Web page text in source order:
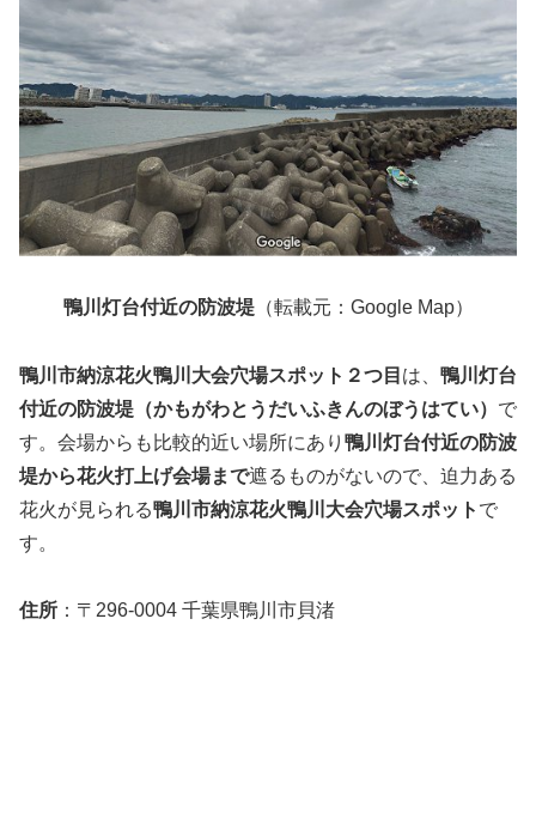
鴨川灯台付近の防波堤（転載元：Google Map）
鴨川市納涼花火鴨川大会穴場スポット２つ目 は、 鴨川灯台
付近の防波堤（かもがわとうだいふきんのぼうはてい） で
す。会場からも比較的近い場所にあり 鴨川灯台付近の防波
堤から花火打上げ会場まで遮るものがないので、迫力ある
花火が見られる鴨川市納涼花火鴨川大会穴場スポット で
す。
住所 ：〒296-0004 千葉県鴨川市貝渚